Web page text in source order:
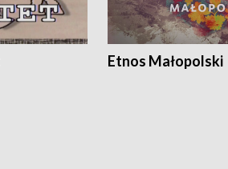
Etnos Małopolski